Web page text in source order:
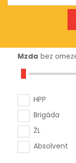
Mzda bez
HPP
Brigáda
ŽL
Absolvent